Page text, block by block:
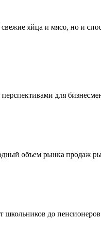
яйца и мясо, но и
для
объем рынка продаж
школьников до